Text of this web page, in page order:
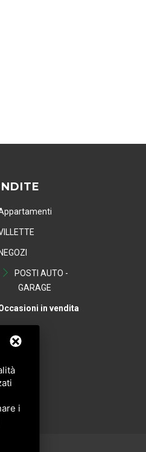
NEGOZI
POSTI AUTO -
GARAGE
in vendita
i